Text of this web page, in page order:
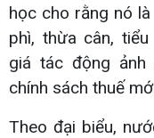
học cho rằng nó
phì, thừa cân,
giá tác động
chính sách thuế
Theo đại biểu,